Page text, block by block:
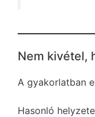
Nem kivétel,
A gyakorlatban
Hasonló